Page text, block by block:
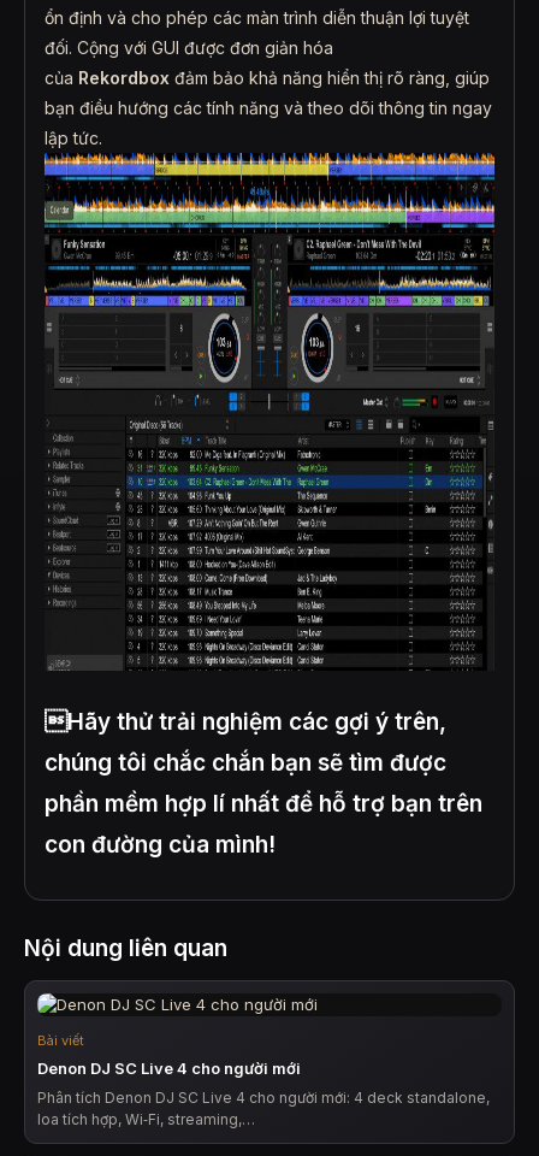
ổn định và cho phép các màn trình diễn thuận lợi tuyệt
đối. Cộng với GUI được đơn giản hóa
của Rekordbox đảm bảo khả năng hiển thị rõ ràng, giúp
bạn điều hướng các tính năng và theo dõi thông tin ngay
lập tức.
Hãy thử trải nghiệm các gợi ý trên,
chúng tôi chắc chắn bạn sẽ tìm được
phần mềm hợp lí nhất để hỗ trợ bạn trên
con đường của mình!
Nội dung liên quan
Bài viết
Denon DJ SC Live 4 cho người mới
Phân tích Denon DJ SC Live 4 cho người mới: 4 deck standalone,
loa tích hợp, Wi‑Fi, streaming,…